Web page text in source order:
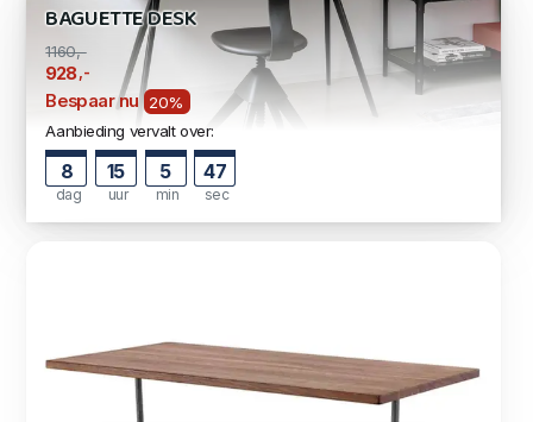
BAGUETTE DESK
1160,-
928 ,-
Bespaar nu 20%
Aanbieding vervalt over:
8
dag
15
uur
5
min
47
sec